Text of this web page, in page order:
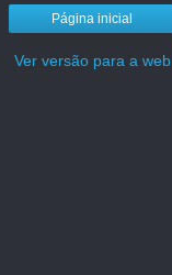
Página inicial
Ver versão para a web